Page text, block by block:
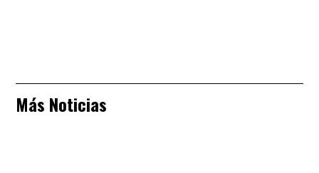
Más Noticias